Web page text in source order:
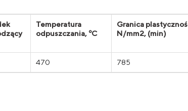
Temperatura
odpuszczania, ºС
Granica
N/mm2, (min)
470 785